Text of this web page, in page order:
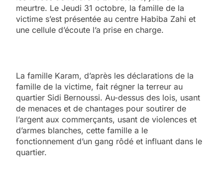
meurtre. Le Jeudi 31 octobre, la famille de la
victime s’est présentée au centre Habiba Zahi et
une cellule d’écoute l’a prise en charge.
La famille Karam, d’après les déclarations de la
famille de la victime, fait régner la terreur au
quartier Sidi Bernoussi. Au-dessus des lois, usant
de menaces et de chantages pour soutirer de
l’argent aux commerçants, usant de violences et
d’armes blanches, cette famille a le
fonctionnement d’un gang rôdé et influant dans le
quartier.